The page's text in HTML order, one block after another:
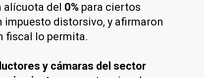
alícuota del 0% para ciertos
impuesto distorsivo, y afirmaron
fiscal lo permita.
y cámaras del sector